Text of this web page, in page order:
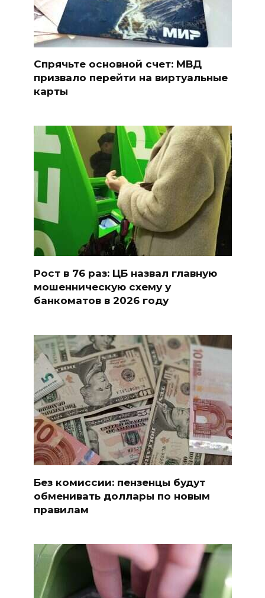
Спрячьте основной счет: МВД
призвало перейти на виртуальные
карты
Рост в 76 раз: ЦБ назвал главную
мошенническую схему у
банкоматов в 2026 году
Без комиссии: пензенцы будут
обменивать доллары по новым
правилам